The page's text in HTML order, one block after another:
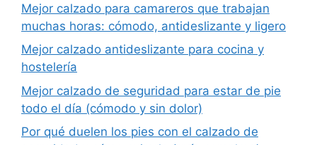
Mejor calzado para camareros que trabajan
muchas horas: cómodo, antideslizante y ligero
Mejor calzado antideslizante para cocina y
hostelería
Mejor calzado de seguridad para estar de pie
todo el día (cómodo y sin dolor)
Por qué duelen los pies con el calzado de